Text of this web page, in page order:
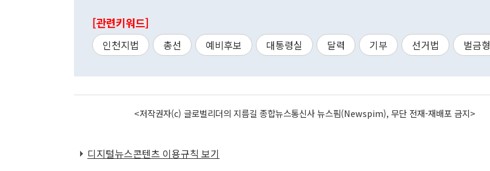
[관련키워드]
인천지법 총선 예비후보 대통령실 달력 기부 선거법 벌금형
<저작권자(c) 글로벌리더의 지름길 종합뉴스통신사 뉴스핌(Newspim), 무단 전재-재배포 금지>
디지털뉴스콘텐츠 이용규칙 보기